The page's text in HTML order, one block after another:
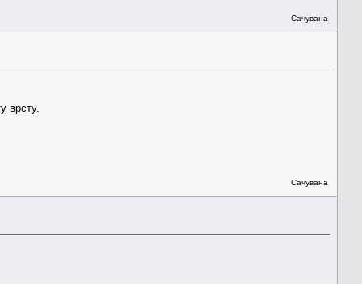
Сачувана
врсту.
Сачувана